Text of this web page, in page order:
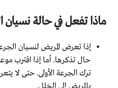
ماذا تفعل في حالة نسيان
إذا تعرض المريض لنسيان
حال تذكرها. أما إذا اقترب
ترك الجرعة الأولى. حتى لا